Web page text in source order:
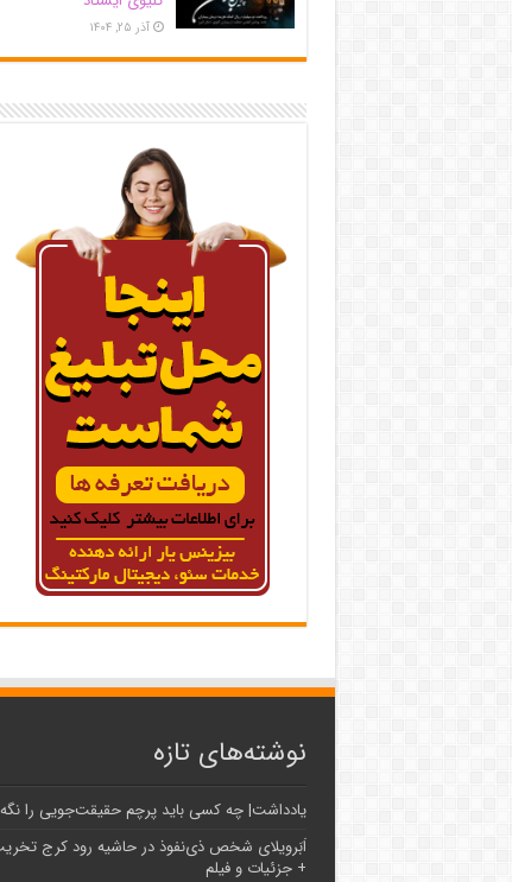
آذر ۲۵, ۱۴۰۴
نوشته‌های تازه
یادداشت| ‌چه کسی باید پرچم حقیقت‌جویی را نگه
اَبَر‌ویلای شخص ذی‌نفوذ در حاشیه‌ رود کرج
+ جزئیات و فیلم